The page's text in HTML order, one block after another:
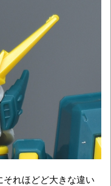
れほどど大きな違い